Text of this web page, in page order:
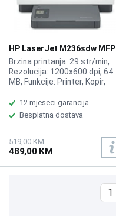
HP LaserJet M236sdw MFP
printer 9YG09A
Brzina printanja: 29 str/min,
Rezolucija: 1200x600 dpi, 64
MB, Funkcije: Printer, Kopir,
Kompatibilno sa HP Toner,
W1360A Black 136A
12 mjeseci garancija
Besplatna dostava
519,00 KM
489,00 KM
1